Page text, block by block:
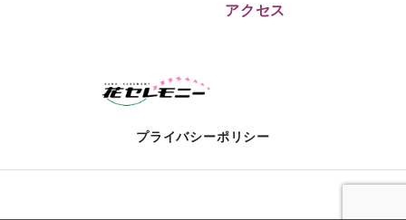
アクセス
プライバシーポリシー